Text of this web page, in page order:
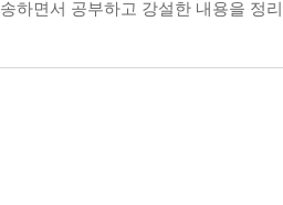
하면서 공부하고 강설한 내용을 정